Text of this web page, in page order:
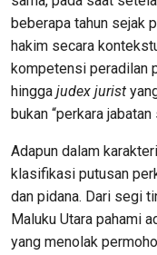
beberapa tahun sejak
hakim secara
kompetensi peradilan
hingga judex jurist
bukan “perkara
Adapun dalam
klasifikasi putusan
dan pidana. Dari segi
Maluku Utara pahami
yang menolak